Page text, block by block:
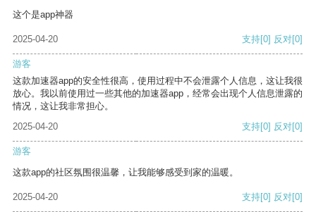
这个是app神器
2025-04-20 支持[0] 反对[0]
游客
这款加速器app的安全性很高，使用过程中不会泄露个人信息，这让我很
放心。我以前使用过一些其他的加速器app，经常会出现个人信息泄露的
情况，这让我非常担心。
2025-04-20
支持[0] 反对[0]
游客
这款app的社区氛围很温馨，让我能够感受到家的温暖。
2025-04-20 支持[0] 反对[0]